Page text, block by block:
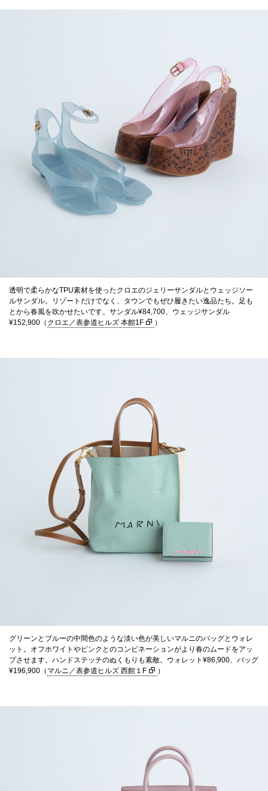
透明で柔らかなTPU素材を使ったクロエのジェリーサンダルとウェッジソー
ルサンダル。リゾートだけでなく、タウンでもぜひ履きたい逸品たち。足も
とから春風を吹かせたいです。サンダル¥84,700、ウェッジサンダル
¥152,900（ クロエ／表参道ヒルズ 本館1F ）
グリーンとブルーの中間色のような淡い色が美しいマルニのバッグとウォレ
ット。オフホワイトやピンクとのコンビネーションがより春のムードをアッ
プさせます。ハンドステッチのぬくもりも素敵。ウォレット¥86,900、バッグ
¥196,900（ マルニ／表参道ヒルズ 西館１F ）